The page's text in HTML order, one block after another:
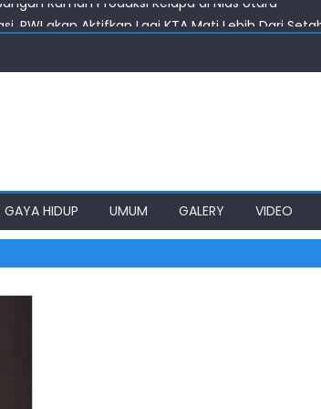
PWI akan Aktifkan Lagi KTA Mati Lebih Dari
GAYA HIDUP UMUM GALERY VIDEO